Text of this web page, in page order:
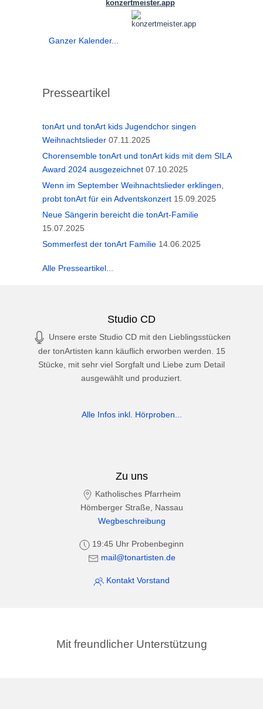
Ganzer Kalender...
Presseartikel
tonArt und tonArt kids Jugendchor singen
Weihnachtslieder 07.11.2025
Chorensemble tonArt und tonArt kids mit dem SILA
Award 2024 ausgezeichnet 07.10.2025
Wenn im September Weihnachtslieder erklingen,
probt tonArt für ein Adventskonzert 15.09.2025
Neue Sängerin bereicht die tonArt-Familie
15.07.2025
Sommerfest der tonArt Familie 14.06.2025
Alle Presseartikel...
Studio CD
Unsere erste Studio CD mit den Lieblingsstücken
der tonArtisten kann käuflich erworben werden. 15
Stücke, mit sehr viel Sorgfalt und Liebe zum Detail
ausgewählt und produziert.
Alle Infos inkl. Hörproben...
Zu uns
Katholisches Pfarrheim
Hömberger Straße, Nassau
Wegbeschreibung
19:45 Uhr Probenbeginn
mail@tonartisten.de
Kontakt Vorstand
Mit freundlicher Unterstützung